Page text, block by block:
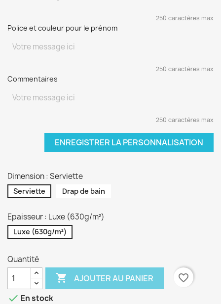
250 caractères max
Police et couleur pour le prénom
250 caractères max
Commentaires
250 caractères max
ENREGISTRER LA PERSONNALISATION
Dimension : Serviette
Serviette Drap de bain
Epaisseur : Luxe (630g/m²)
Luxe (630g/m²)
Quantité
 AJOUTER AU PANIER
favorite_border
 En stock